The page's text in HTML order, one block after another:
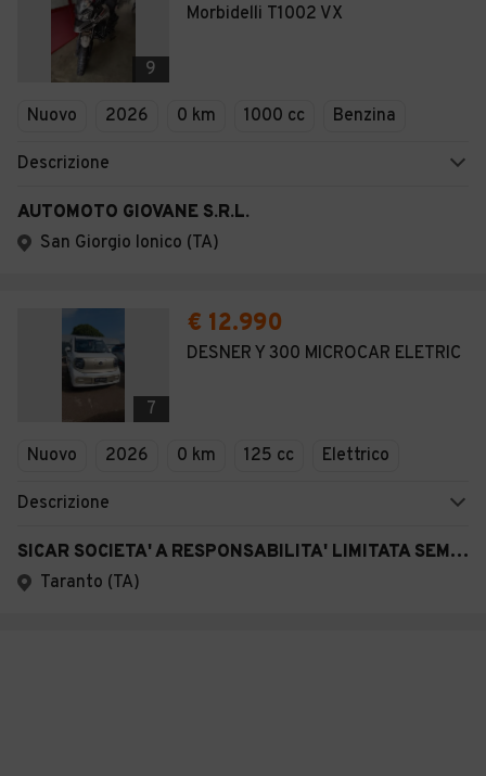
9
Morbidelli T1002 VX
Nuovo 2026 0 km 1000 cc Benzina
Descrizione
AUTOMOTO GIOVANE S.R.L.
San Giorgio Ionico (TA)
7
€ 12.990
DESNER Y 300 MICROCAR ELETRIC
Nuovo 2026 0 km 125 cc Elettrico
Descrizione
SICAR SOCIETA' A RESPONSABILITA' LIMITATA SEMPLIFICATA
Taranto (TA)